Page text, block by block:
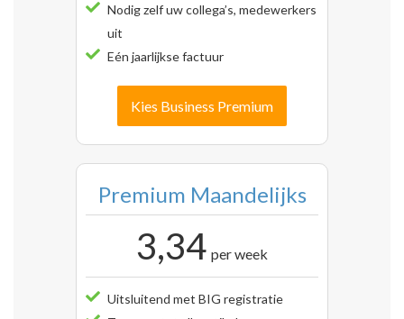
Nodig zelf uw collega’s, medewerkers
uit
Eén jaarlijkse factuur
Kies Business Premium
Premium Maandelijks
3,34 per week
Uitsluitend met BIG registratie